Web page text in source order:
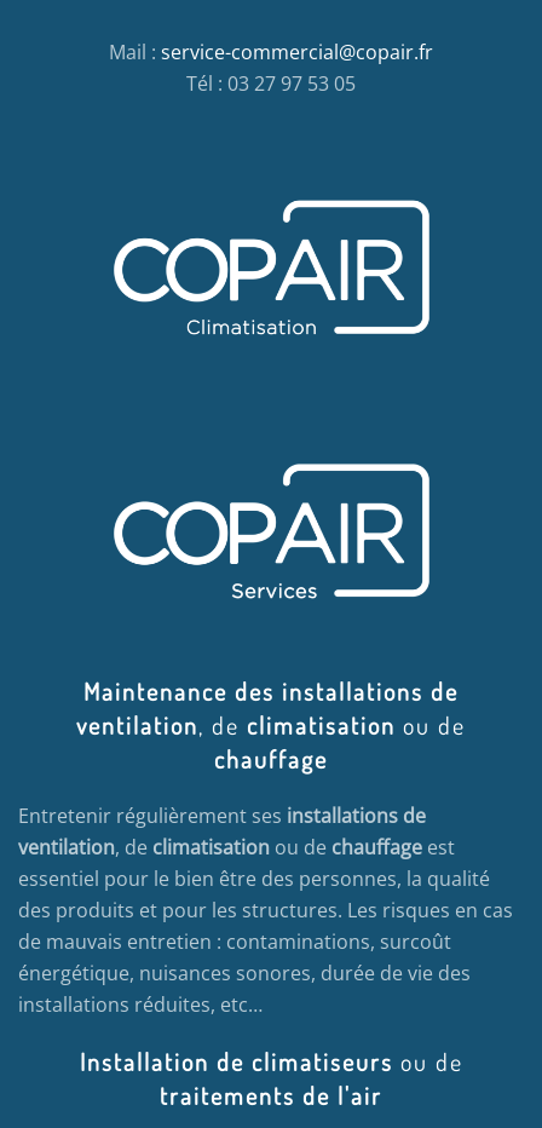
Mail : service-commercial@copair.fr
Tél : 03 27 97 53 05
Maintenance des installations de
ventilation, de climatisation ou de
chauffage
Entretenir régulièrement ses installations de
ventilation, de climatisation ou de chauffage est
essentiel pour le bien être des personnes, la qualité
des produits et pour les structures. Les risques en cas
de mauvais entretien : contaminations, surcoût
énergétique, nuisances sonores, durée de vie des
installations réduites, etc…
Installation de climatiseurs ou de
traitements de l'air